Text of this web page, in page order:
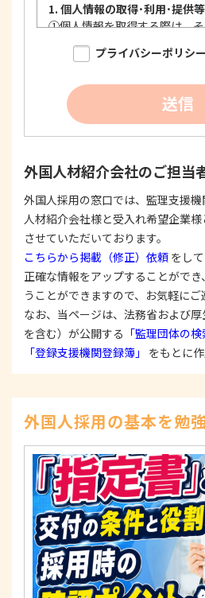
1. 個人情報の取得･利用･提供
①個人情報を取得する際は、
限り明確に特定し、その目
おいて適法かつ公正な手段
個人情報を利用する際は、
たは公表した利用目的の範
反する目的外利用を行なわ
する際は、本人が同意を与え
で、適法にこれを行います。
2. 安全対策の実施について
個人情報の正確性およびその利
るため、情報セキュリティ対
置を構築し、個人情報への不
の漏洩、滅失または毀損等の的
ティの是正に努めます。
3. 苦情および相談等に対する
本人からの苦情および相談があ
示、訂正、削除、または利用
を求められたときは、適法かつ
4. 法令・指針・規範の遵守に
適正な個人情報保護の実現の
いに関する法令、国が定める
範を遵守します。
個人情報に関するお問い合わ
〒125-0061東京都葛飾区亀
TEL：0120-550-580
株式会社 アルフォース･ワン
プライバシーポリシ
送信
外国人材紹介会社のご担当
外国人採用の窓口では、監理支援
人材紹介会社様と受入れ希望企業
させていただいております。
こちらから掲載（修正）依頼 をし
正確な情報をアップすることがで
うことができますので、お気軽にご
なお、当ページは、法務省および
を含む）が公開する 「監理団体の
「登録支援機関登録簿」
をもとに
外国人採用の基本を勉